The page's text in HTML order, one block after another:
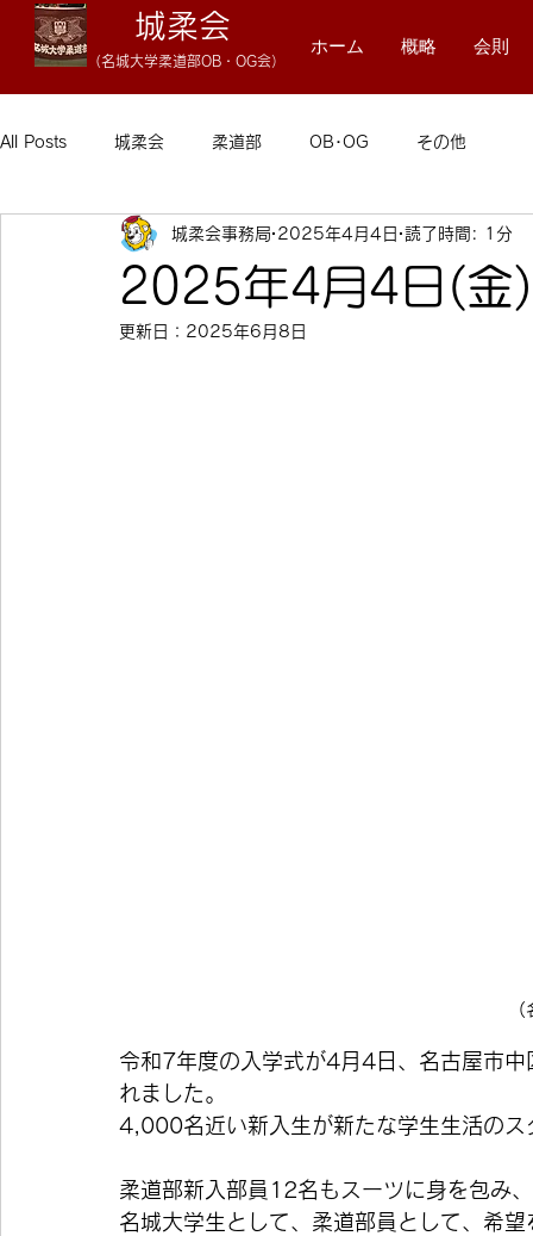
城柔会
（名城大学柔道部OB・OG会）
ホーム 概略 会則
All Posts 城柔会 柔道部 OB･OG その他
2025年4月4日(金
城柔会事務局 2025年4月4日 読了時間: 1分
更新日： 2025年6月8日
(
令和7年度の入学式が4月4日、名古屋市
れました。
4,000名近い新入生が新たな学生生活のス
柔道部新入部員12名もスーツに身を包み
名城大学生として、柔道部員として、希